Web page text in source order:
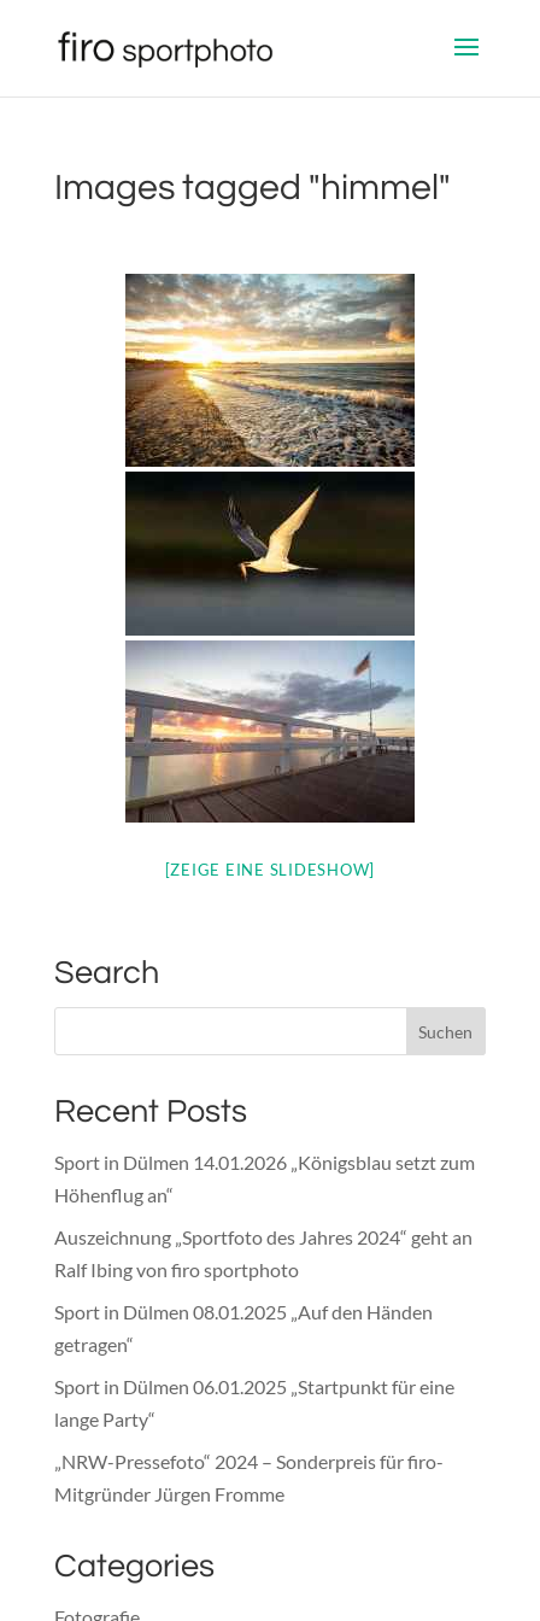
Images tagged "himmel"
[ZEIGE EINE SLIDESHOW]
Search
Recent Posts
Sport in Dülmen 14.01.2026 „Königsblau setzt zum
Höhenflug an“
Auszeichnung „Sportfoto des Jahres 2024“ geht an
Ralf Ibing von firo sportphoto
Sport in Dülmen 08.01.2025 „Auf den Händen
getragen“
Sport in Dülmen 06.01.2025 „Startpunkt für eine
lange Party“
„NRW-Pressefoto“ 2024 – Sonderpreis für firo-
Mitgründer Jürgen Fromme
Categories